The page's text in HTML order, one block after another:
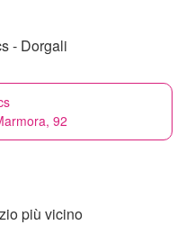
- Dorgali
92
più vicino